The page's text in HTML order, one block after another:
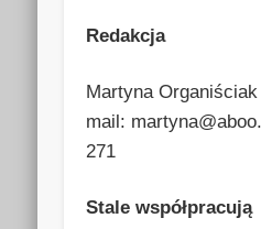
Redakcja
Martyna
mail:
271
Stale współpracują